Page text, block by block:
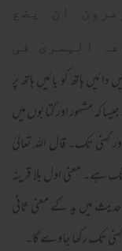
ان یضع
الیسریٰ فی
دائیں ہاتھ کو بائیں ہاتھ پر
کہ مشہور اور کتابوں میں
کہنی تک۔ قال اللہ تعالیٰ
تک ہے۔ معنی اول بلا قرینہ
میں ید کے معنی ثانی
تک رکھا جاوے گا۔